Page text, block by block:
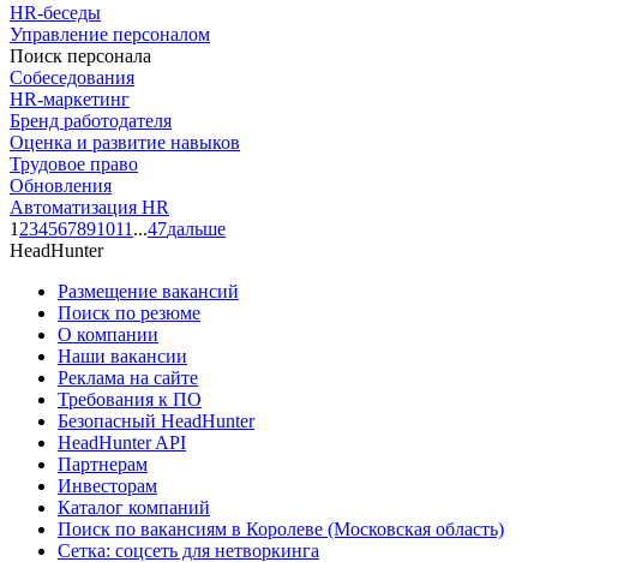
HR-беседы
Управление персоналом
Поиск персонала
Собеседования
HR-маркетинг
Бренд работодателя
Оценка и развитие навыков
Трудовое право
Обновления
Автоматизация HR
1 234567891011 ...47дальше
HeadHunter
Размещение вакансий
Поиск по резюме
О компании
Наши вакансии
Реклама на сайте
Требования к ПО
Безопасный HeadHunter
HeadHunter API
Партнерам
Инвесторам
Каталог компаний
Поиск по вакансиям в Королеве (Московская область)
Сетка: соцсеть для нетворкинга